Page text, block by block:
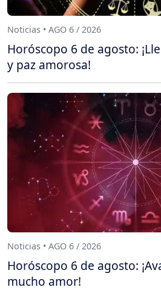
Noticias • AGO 6 / 2026
Horóscopo 6 de agosto:
y paz amorosa!
Noticias • AGO 6 / 2026
Horóscopo 6 de agosto:
mucho amor!